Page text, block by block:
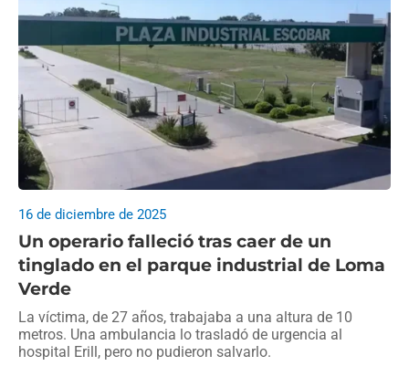
Un operario falleció tras caer de un
tinglado en el parque industrial de Loma
Verde
16 de diciembre de 2025
La víctima, de 27 años, trabajaba a una altura de 10
metros. Una ambulancia lo trasladó de urgencia al
hospital Erill, pero no pudieron salvarlo.